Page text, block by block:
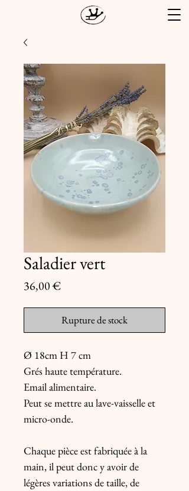
Saladier vert
36,00 €Prix
Rupture de stock
Ø 18cm H 7 cm
Grés haute température.
Email alimentaire.
Peut se mettre au lave-vaisselle et
micro-onde.
Chaque pièce est fabriquée à la
main, il peut donc y avoir de
légères variations de taille, de